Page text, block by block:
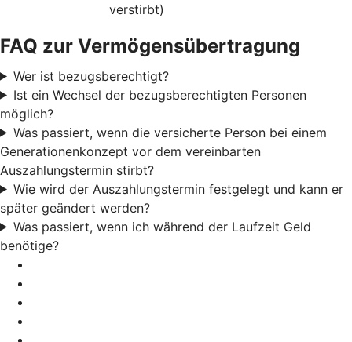
verstirbt)
FAQ zur Vermögensübertragung
Wer ist bezugsberechtigt?
Ist ein Wechsel der bezugsberechtigten Personen
möglich?
Was passiert, wenn die versicherte Person bei einem
Generationenkonzept vor dem vereinbarten
Auszahlungstermin stirbt?
Wie wird der Auszahlungstermin festgelegt und kann er
später geändert werden?
Was passiert, wenn ich während der Laufzeit Geld
benötige?